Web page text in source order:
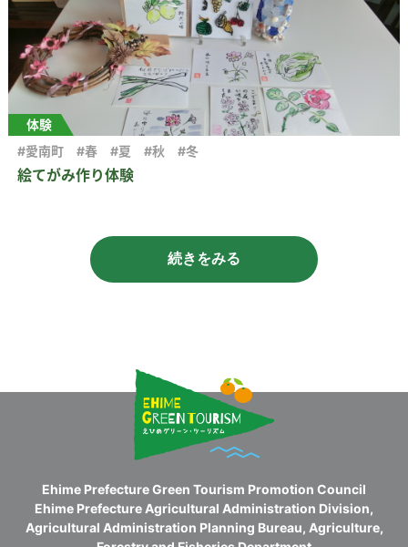
体験
絵てがみ作り体験
#愛南町 #春 #夏 #秋 #冬
続きをみる
Ehime Prefecture Green Tourism Promotion Council
Ehime Prefecture Agricultural Administration Division,
Agricultural Administration Planning Bureau, Agriculture,